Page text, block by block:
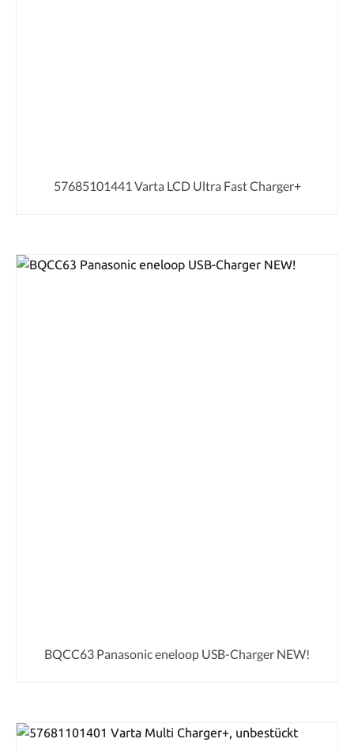
57685101441 Varta LCD Ultra Fast Charger+
BQCC63 Panasonic eneloop USB-Charger NEW!